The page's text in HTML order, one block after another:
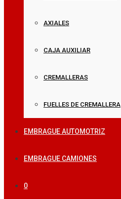
AXIALES
CAJA AUXILIAR
CREMALLERAS
FUELLES DE CREMALLERA
EMBRAGUE AUTOMOTRIZ
EMBRAGUE CAMIONES
0